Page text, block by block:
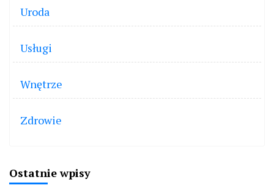
Uroda
Usługi
Wnętrze
Zdrowie
Ostatnie wpisy